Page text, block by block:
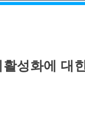
성화에 대